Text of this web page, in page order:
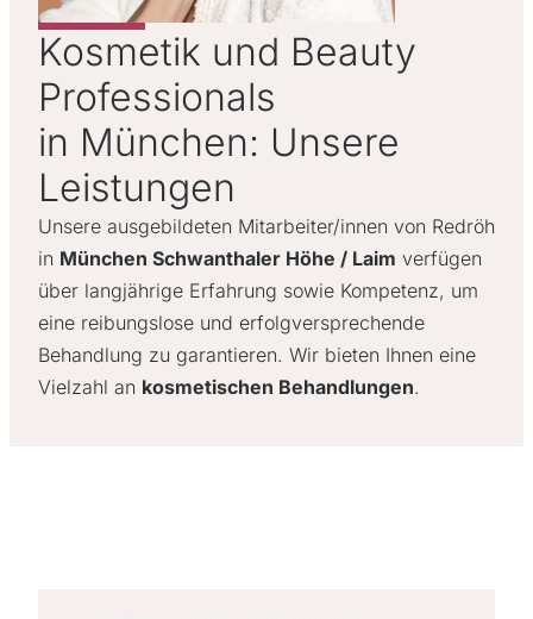
Kosmetik und Beauty
Professionals
in München: Unsere
Leistungen
Unsere ausgebildeten Mitarbeiter/innen von Redröh
in München Schwanthaler Höhe / Laim verfügen
über langjährige Erfahrung sowie Kompetenz, um
eine reibungslose und erfolgversprechende
Behandlung zu garantieren. Wir bieten Ihnen eine
Vielzahl an kosmetischen Behandlungen.